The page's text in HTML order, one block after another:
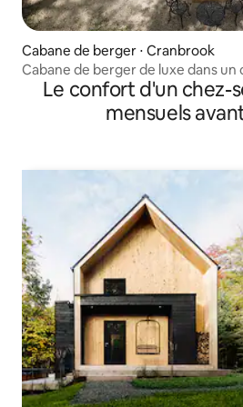
Cabane de berger ⋅ Cranbrook
Cabane de berger de luxe dans un
d'un lac
Le confort d'un chez-
mensuels